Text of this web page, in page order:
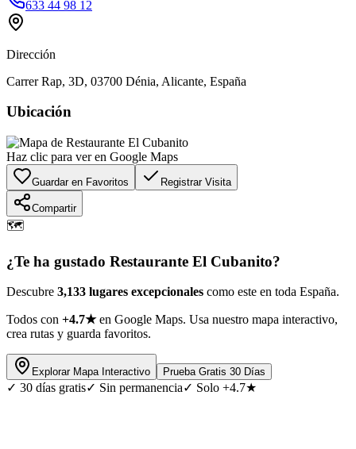
633 44 98 12
Dirección
Carrer Rap, 3D, 03700 Dénia, Alicante, España
Ubicación
Haz clic para ver en Google Maps
Guardar en Favoritos Registrar Visita
Compartir
🗺️
¿Te ha gustado Restaurante El Cubanito?
Descubre 3,133 lugares excepcionales como este en toda España.
Todos con +4.7★en Google Maps. Usa nuestro mapa interactivo,
crea rutas y guarda favoritos.
Explorar Mapa Interactivo Prueba Gratis 30 Días
✓ 30 días gratis✓ Sin permanencia✓ Solo +4.7★